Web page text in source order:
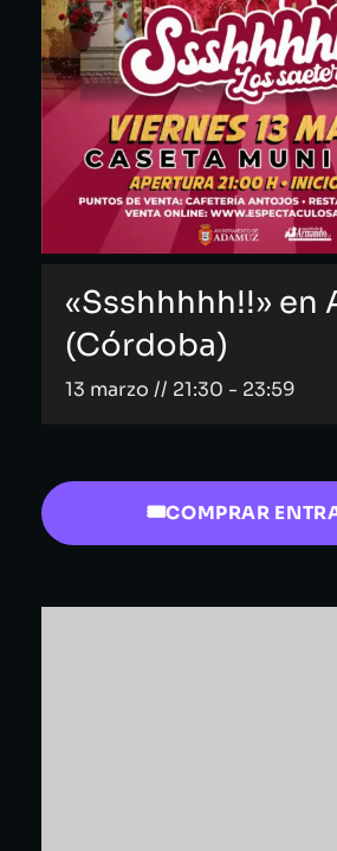
«Ssshhhhh!!» en
(Córdoba)
13 marzo // 21:30 - 23:59
COMPRAR